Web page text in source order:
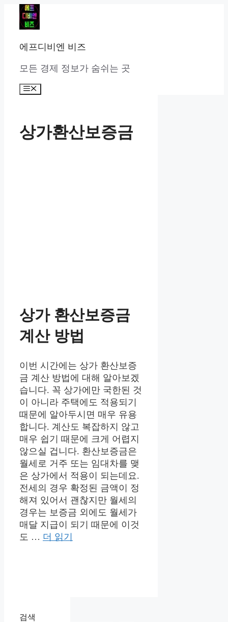
에프디비엔 비즈
모든 경제 정보가 숨쉬는 곳
메
상가환산보증금
상가 환산보증금
계산 방법
이번 시간에는 상가 환산보증
금 계산 방법에 대해 알아보겠
습니다. 꼭 상가에만 국한된 것
이 아니라 주택에도 적용되기
때문에 알아두시면 매우 유용
합니다. 계산도 복잡하지 않고
매우 쉽기 때문에 크게 어렵지
않으실 겁니다. 환산보증금은
월세로 거주 또는 임대차를 맺
은 상가에서 적용이 되는데요.
전세의 경우 확정된 금액이 정
해져 있어서 괜찮지만 월세의
경우는 보증금 외에도 월세가
매달 지급이 되기 때문에 이것
도 … 더 읽기
검색